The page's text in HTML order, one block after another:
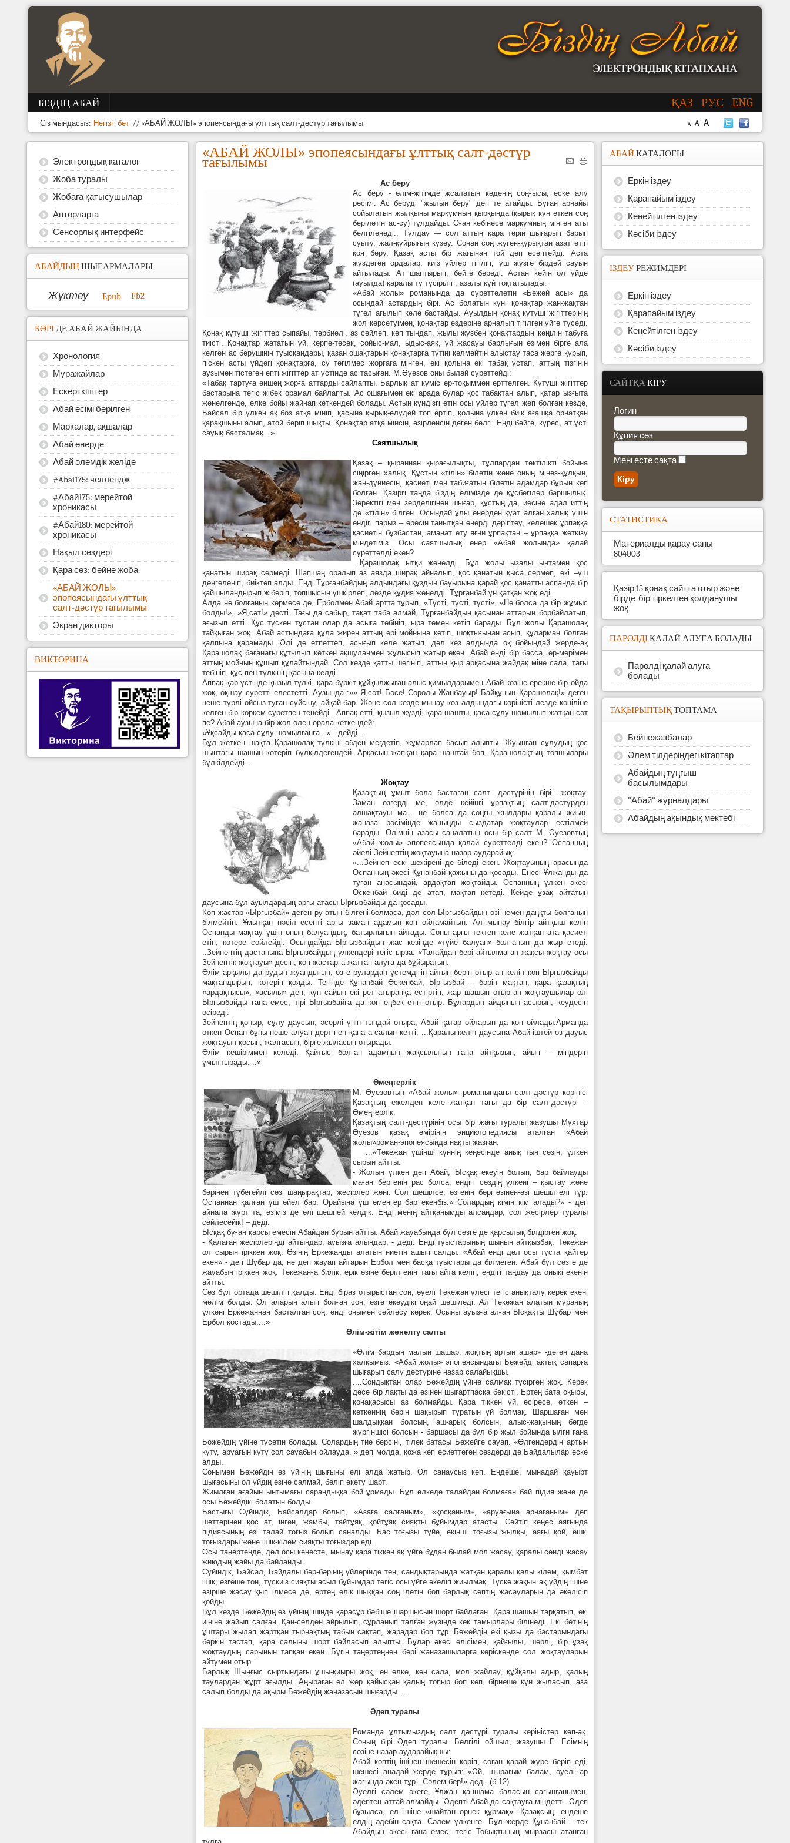
БІЗДІҢ АБАЙ ҚАЗ РУС ENG
Сіз мындасыз: Негізгі бет // «АБАЙ ЖОЛЫ» эпопеясындағы ұлттық салт-дәстүр тағылымы A A A
«АБАЙ ЖОЛЫ» эпопеясындағы ұлттық салт-дәстүр
тағылымы
Ас беру
Ас беру - өлім-жітімде жсалатын кәденің соңғысы, еске алу
рәсімі. Ас беруді "жылын беру" деп те атайды. Бұған арнайы
сойылатын жылқыны марқұмның қырқында (қырық күн өткен соң
берілетін ас-су) тұлдайды. Оған көбінесе марқұмның мінген аты
белгіленеді.. Тұлдау — сол аттың қара терін шығарып барып
суыту, жал-құйрығын күзеу. Сонан соң жүген-құрықтан азат етіп
қоя беру. Қазақ асты бір жағынан той деп есептейді. Аста
жүздеген ордалар, киіз үйлер тігіліп, үш жүзге бірдей сауын
айтылады. Ат шаптырып, бәйге береді. Астан кейін ол үйде
(ауылда) қаралы ту түсіріліп, азалы күй тоқтатылады.
«Абай жолы» романында да суреттелетін «Бөжей асы» да
осындай астардың бірі. Ас болатын күні қонақтар жан-жақтан
түгел ағылып келе бастайды. Ауылдың қонақ күтуші жігіттерінің
жол көрсетуімен, қонақтар өздеріне арналып тігілген үйге түседі.
Қонақ күтуші жігіттер сыпайы, тәрбиелі, аз сөйлеп, көп тыңдап, жылы жүзбен қонақтардың көңілін табуға
тиісті. Қонақтар жататын үй, көрпе-төсек, сойыс-мал, ыдыс-аяқ, үй жасауы барлығын өзімен бірге ала
келген ас берушінің туысқандары, қазан ошақтарын қонақтарға түтіні келмейтін алыстау таса жерге құрып,
піскен асты үйдегі қонақтарға, су төгілмес жорғаға мінген, екі қолына екі табақ ұстап, аттың тізгінін
аузымен тістеген епті жігіттер ат үстінде ас тасыған. М.Әуезов оны былай суреттейді:
«Табақ тартуға өңшең жорға аттарды сайлапты. Барлық ат күміс ер-тоқыммен ерттелген. Күтуші жігіттер
бастарына тегіс жібек орамал байлапты. Ас ошағымен екі арада бұлар қос табақтан алып, қатар ызғыта
жөнелгенде, өлке бойы жайнап кеткендей болады. Астың күндізгі етін осы үйлер түгел жеп болған кезде,
Байсал бір үлкен ақ боз атқа мініп, қасына қырық-елудей топ ертіп, қолына үлкен биік ағашқа орнатқан
қарақшыны алып, атой беріп шықты. Қонақтар атқа мінсін, әзірленсін деген белгі. Енді бәйге, күрес, ат үсті
сауық басталмақ...»
Саятшылық
Қазақ – қыраннан қырағылықты, тұлпардан тектілікті бойына
сіңірген халық. Құстың «тілін» білетін және оның мінез-құлқын,
жан-дүниесін, қасиеті мен табиғатын білетін адамдар бұрын көп
болған. Қазіргі таңда біздің елімізде де құсбегілер баршылық.
Зерек­тігі мен зерделігінен шығар, құстың да, иесіне адал иттің
де «тілін» білген. Осындай ұлы өнерден қуат алған халық үшін
ендігі парыз – өресін танытқан өнерді дәріптеу, келешек ұрпаққа
қасиетін бұзбастан, аманат ету яғни ұрпақтан – ұрпаққа жеткізу
міндетіміз. Осы саятшылық өнер «Абай жолында» қалай
суреттелді екен?
...Қарашолақ ытқи жөнелді. Бұл жолы ызалы ынтамен қос
қанатын ширақ сермеді. Шапшаң оралып аз аязда ширақ айналып, қос қанатын қыса сермеп, екі –үш
дөңгеленіп, биіктеп алды. Енді Тұрғанбайдың алдындағы құздың бауырына қарай қос қанатты аспанда бір
қайшыландырып жіберіп, топшысын үшкірлеп, лезде құдия жөнелді. Тұрғанбай үн қатқан жоқ еді.
Алда не болғанын көрмесе де, Ерболмен Абай артта тұрып, «Түсті, түсті, түсті», «Не болса да бір жұмыс
болды!», »Я,сәт!» десті. Тағы да сабыр, тақат таба алмай, Тұрғанбайдың қасынан аттарын борбайлатып,
ағызып өтті. Құс түскен тұстан олар да асыға тебініп, ыра төмен кетіп барады. Бұл жолы Қарашолақ
тайқыған жоқ. Абай астындаға құла жирен аттың ері мойнына кетіп, шоқтығынан асып, құларман болған
қалпына қарамады. Әлі де етпеттеп, асығып келе жатып, дәл көз алдында оқ бойындай жерде-ақ
Қарашолақ бағанағы құтылып кеткен ақшуланмен жұлысып жатыр екен. Абай енді бір басса, ер-мерімен
аттың мойнын құшып құлайтындай. Сол кезде қатты шегініп, аттың қыр арқасына жайдақ міне сала, тағы
тебініп, құс пен түлкінің қасына келді.
Аппақ қар үстінде қызыл түлкі, қара бүркіт құйқылжыған алыс қимылдарымен Абай көзіне ерекше бір ойда
жоқ, оқшау суретті елестетті. Аузында :»» Я,сәт! Бәсе! Соролы Жанбауыр! Байқұның Қарашолақ!» деген
неше түрлі ойсыз туған сүйсіну, айқай бар. Және сол кезде мынау көз алдындағы көріністі лезде көңіліне
келген бір көркем суретпен теңейді...Аппақ етті, қызыл жүзді, қара шашты, қаса сұлу шомылып жатқан сәт
пе? Абай аузына бір жол өлең орала кеткендей:
«Ұқсайды қаса сұлу шомылғанға...» - дейді. ..
Бұл жеткен шақта Қарашолақ түлкіні әбден мегдетіп, жұмарлап басып алыпты. Жуынған сұлудың қос
шынтағы шашын көтеріп бүлкілдегендей. Арқасын жапқан қара шаштай боп, Қарашолақтың топшылары
бүлкілдейді...
Жоқтау
Қазақтың ұмыт бола бастаған салт- дәстүрінің бірі –жоқтау.
Заман өзгерді ме, әлде кейінгі ұрпақтың салт-дәстүрден
алшақтауы ма... не болса да соңғы жылдары қаралы жиын,
жаназа рәсімінде жаныңды сыздатар жоқтаулар естілмей
барады. Өлімнің азасы саналатын осы бір салт М. Әуезовтың
«Абай жолы» эпопеясында қалай суреттелді екен? Оспанның
әйелі Зейнептің жоқтауына назар аударайық:
«...Зейнеп ескі шежірені де біледі екен. Жоқтауының арасында
Оспанның әкесі Құнанбай қажыны да қосады. Енесі Ұлжанды да
туған анасындай, ардақтап жоқтайды. Оспанның үлкен әкесі
Өскенбай биді де атап, мақтап кетеді. Кейде ұзақ айтатын
даусына бұл ауылдардың арғы атасы Ырғызбайды да қосады.
Көп жастар «Ырғызбай» деген ру атын білгені болмаса, дәл сол Ырғызбайдың өзі немен даңқты болғанын
білмейтін. Ұмытқан нәсіл есепті арғы заман адамын көп ойламайтын. Ал мынау білгір айтқыш келін
Оспанды мақтау үшін оның балуандық, батырлығын айтады. Соны арғы тектен келе жатқан ата қасиеті
етіп, көтере сөйлейді. Осындайда Ырғызбайдың жас кезінде «түйе балуан» болғанын да жыр етеді.
..Зейнептің дастанына Ырғызбайдың үлкендері тегіс ырза. «Талайдан бері айтылмаған жақсы жоқтау осы
Зейнептік жоқтауы» десіп, көп жастарға жаттап алуға да бұйыратын.
Өлім арқылы да рудың жуандығын, өзге рулардан үстемдігін айтып беріп отырған келін көп Ырғызбайды
мақтандырып, көтеріп қояды. Тегінде Құнанбай Өскенбай, Ырғызбай – бәрін мақтап, қара қазақтың
«ардақтысы», «асылы» деп, күн сайын екі рет атырапқа естіртіп, жар шашып отырған жоқтаушылар өлі
Ырғызбайды ғана емес, тірі Ырғызбайға да көп еңбек етіп отыр. Бұлардың айдынын асырып, кеудесін
өсіреді.
Зейнептің қоңыр, сұлу даусын, әсерлі үнін тыңдай отыра, Абай қатар ойларын да көп ойлады.Арманда
өткен Оспан бұны неше алуан дерт пен қапаға салып кетті. ...Қаралы келін даусына Абай іштей өз дауыс
жоқтауын қосып, жалғасып, бірге жыласып отырады.
Өлім кешіріммен келеді. Қайтыс болған адамның жақсылығын ғана айтқызып, айып – міндерін
ұмыттырады. ..»
Әмеңгерлік
М. Әуезовтың «Абай жолы» романындағы салт-дәстүр көрінісі
Қазақтың ежелден келе жатқан тағы да бір салт-дәстүрі –
Әмеңгерлік.
Қазақтың салт-дәстүрінің осы бір жағы туралы жазушы Мұхтар
Әуезов қазақ өмірінің энциклопедиясы аталған «Абай
жолы»роман-эпопеясында нақты жазған:
...«Тәкежан үшінші күннің кеңесінде анық тың сөзін, үлкен
сырын айтты:
- Жолың үлкен деп Абай, Ысқақ екеуің болып, бар байлауды
маған бергенің рас болса, ендігі сөздің үлкені – қыстау және
бәрінен түбегейлі сөзі шаңырақтар, жесірлер жөні. Сол шешілсе, өзгенің бәрі өзінен-өзі шешілгелі тұр.
Оспаннан қалған үш әйел бар. Орайына үш әмеңгер бар екенбіз.» Солардың кімін кім алады?» - деп
айнала жұрт та, өзіміз де әлі шешпей келдік. Енді менің айтқанымды алсаңдар, сол жесірлер туралы
сөйлесейік! – деді.
Ысқақ бұған қарсы емесін Абайдан бұрын айтты. Абай жауабында бұл сөзге де қарсылық білдірген жоқ.
- Қалаған жесірлеріңді айтыңдар, ауызға алыңдар, - деді. Енді туыстарының шынын айтқызбақ. Тәкежан
ол сырын іріккен жоқ. Өзінің Еркежанды алатын ниетін ашып салды. «Абай енді дәл осы тұста қайтер
екен» - деп Шұбар да, не деп жауап айтарын Ербол мен басқа туыстары да білмеген. Абай бұл сөзге де
жауабын іріккен жоқ. Тәкежанға билік, ерік өзіне берілгенін тағы айта келіп, ендігі таңдау да оныкі екенін
айтты.
Сөз бұл ортада шешіліп қалды. Енді біраз отырыстан соң, әуелі Тәкежан үлесі тегіс анықталу керек екені
мәлім болды. Ол аларын алып болған соң, өзге екеудікі оңай шешіледі. Ал Тәкежан алатын мұраның
үлкені Еркежаннан басталған соң, енді онымен сөйлесу керек. Осыны ауызға алған Ысқақты Шұбар мен
Ербол қостады....»
Өлім-жітім жөнелту салты
«Өлім бардың малын шашар, жоқтың артын ашар» -деген дана
халқымыз. «Абай жолы» эпопеясындағы Бөжейді ақтық сапарға
шығарып салу дәстүріне назар салайықшы.
....Сондықтан олар Бөжейдің үйіне салмақ түсірген жоқ. Керек
десе бір лақты да өзінен шығартпасқа бекісті. Ертең бата оқыры,
қонақасысы аз болмайды. Қара тіккен үй, әсіресе, өткен –
кеткеннің бәрін шақырып тұратын үй болмақ. Шаршаған мен
шалдыққан болсын, аш-арық болсын, алыс-жақының бөгде
жүргіншісі болсын - баршасы да бұл бір жыл бойында ылғи ғана
Божейдің үйіне түсетін болады. Солардың тие берсіні, тілек батасы Бөжейге сауап. «Өлгендердің артын
күту, аруағын күту сол сауабын ойлауда. » деп молда, қожа көп өсиеттеген сөздерді де Байдалылар еске
алды.
Сонымен Бөжейдің өз үйінің шығыны әлі алда жатыр. Ол санаусыз көп. Ендеше, мынадай қауырт
шығасыны ол үйдің өзіне салмай, бөліп әкету шарт.
Жиылған ағайын ынтымағы сараңдыққа бой ұрмады. Бұл өлкеде талайдан болмаған бай підия және де
осы Бөжейдікі болатын болды.
Бастығы Сүйіндік, Байсалдар болып, «Азаға салғаным», «қосқаным», «аруағына арнағаным» деп
шеттерінен қос ат, інген, жамбы, тайтұяқ, қойтұяқ сияқты бұйымдар атасты. Сөйтіп кеңес аяғында
підиясының өзі талай тоғыз болып саналды. Бас тоғызы түйе, екінші тоғызы жылқы, аяғы қой, ешкі
тоғыздары және ішік-кілем сияқты тоғыздар еді.
Осы таңертеңде, дәл осы кеңесте, мынау қара тіккен ақ үйге бұдан былай мол жасау, қаралы сәнді жасау
жиюдың жайы да байланды.
Сүйіндік, Байсал, Байдалы бәр-бәрінің үйлерінде тең, сандықтарында жатқан қаралы қалы кілем, қымбат
ішік, өзгеше тон, түскиіз сияқты асыл бұйымдар тегіс осы үйге әкеліп жиылмақ. Түске жақын ақ үйдің ішіне
әзірше жасау қып ілмесе де, ертең өлік шыққан соң ілетін боп барлық септің жасауларын да әкелісіп
қойды.
Бұл кезде Бөжейдің өз үйінің ішінде қарасұр бәбіше шаршысын шорт байлаған. Қара шашын тарқатып, екі
иініне жайып салған. Қан-сөлден айрылып, сұрланып талған жүзінде көк тамырлары білінеді. Екі бетінің
ұштары жылап жартқан тырнақтың табын сақтап, жарадар боп тұр. Бөжейдің екі қызы да бастарындағы
бөркін тастап, қара салыны шорт байласып алыпты. Бұлар әкесі өлісімен, қайғылы, шерлі, бір ұзақ
жоқтаудың сарынын тапқан екен. Бүгін таңертеңнен бері жаназашыларға көріскенде сол жоқтауларын
айтумен отыр.
Барлық Шыңғыс сыртындағы ұшы-қиыры жоқ, ен өлке, кең сала, мол жайлау, құйқалы адыр, қалың
таулардан жұрт ағылды. Аңыраған ел жер қайысқан қалың топыр боп кеп, бірнеше күн жыласып, аза
салып болды да ақыры Бөжейдің жаназасын шығарды....
Әдеп туралы
Романда ұлтымыздың салт дәстүрі туралы көріністер көп-ақ.
Соның бірі Әдеп туралы. Белгілі ойшыл, жазушы Ғ. Есімнің
сөзіне назар аударайықшы:
Абай көптің ішінен шешесін көріп, соған қарай жүре беріп еді,
шешесі анадай жерде тұрып: «Әй, шырағым балам, әуелі ар
жағыңда әкең тұр...Сәлем бер!» деді. (б.12)
Әуелгі сәлем әкеге, Ұлжан қаншама баласын сағынғанымен,
әдептен аттай алмайды. Әдепті Абай да сақтауға міндетті. Әдеп
бұзылса, ел ішіне «шайтан өрнек құрмақ». Қазақсың, ендеше
елдің әдебін сақта. Сәлем үлкенге. Бұл жерде Құнанбай – тек
Абайдың әкесі ғана емес, тегіс Тобықтының мырзасы атанған
Электрондық каталог
Жоба туралы
Жобаға қатысушылар
Авторларға
Сенсорлық интерфейс
АБАЙДЫҢШЫҒАРМАЛАРЫ
Жүктеу Epub Fb2
БӘРІДЕ АБАЙ ЖАЙЫНДА
Хронология
Мұражайлар
Ескерткіштер
Абай есімі берілген
Маркалар, ақшалар
Абай өнерде
Абай әлемдік желіде
#Abai175: челлендж
#Абай175: мерейтой
хроникасы
#Абай180: мерейтой
хроникасы
Нақыл сөздері
Қара сөз: бейне жоба
«АБАЙ ЖОЛЫ»
эпопеясындағы ұлттық
салт-дәстүр тағылымы
Экран дикторы
ВИКТОРИНА
АБАЙКАТАЛОГЫ
Еркін іздеу
Қарапайым іздеу
Кеңейтілген іздеу
Кәсіби іздеу
ІЗДЕУРЕЖИМДЕРІ
Еркін іздеу
Қарапайым іздеу
Кеңейтілген іздеу
Кәсіби іздеу
САЙТҚАКІРУ
Логин
Құпия сөз
Мені есте сақта
СТАТИСТИКА
Материалды қарау саны
804003
Қазір 15 қонақ сайтта отыр және
бірде-бір тіркелген қолданушы
жоқ
ПАРОЛДІҚАЛАЙ АЛУҒА БОЛАДЫ
Паролді қалай алуға
болады
ТАҚЫРЫПТЫҚТОПТАМА
Бейнежазбалар
Әлем тілдеріндегі кітаптар
Абайдың тұңғыш
басылымдары
"Абай" журналдары
Абайдың ақындық мектебі